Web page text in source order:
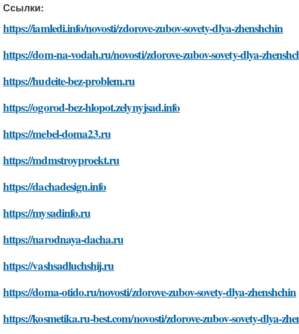
Ссылки:
https://iamledi.info/novosti/zdorove-zubov-sovety-dlya-zhenshchin
https://dom-na-vodah.ru/novosti/zdorove-zubov-sovety-dlya-
https://hudeite-bez-problem.ru
https://ogorod-bez-hlopot.zelynyjsad.info
https://mebel-doma23.ru
https://mdmstroyproekt.ru
https://dachadesign.info
https://mysadinfo.ru
https://narodnaya-dacha.ru
https://vashsadluchshij.ru
https://doma-otido.ru/novosti/zdorove-zubov-sovety-dlya-zhenshchin
https://kosmetika.ru-best.com/novosti/zdorove-zubov-sovety-dlya-